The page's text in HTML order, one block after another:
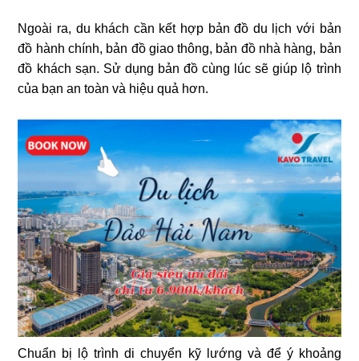
Ngoài ra, du khách cần kết hợp bản đồ du lịch với bản
đồ hành chính, bản đồ giao thông, bản đồ nhà hàng, bản
đồ khách sạn. Sử dụng bản đồ cùng lúc sẽ giúp lộ trình
của bạn an toàn và hiệu quả hơn.
Chuẩn bị lộ trình di chuyển kỹ lướng và để ý khoảng